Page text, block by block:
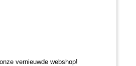
vernieuwde webshop!